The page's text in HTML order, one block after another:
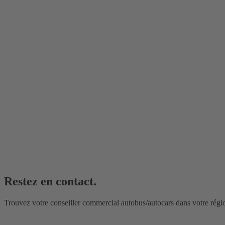
Restez en contact.
Trouvez votre conseiller commercial autobus/autocars dans votre